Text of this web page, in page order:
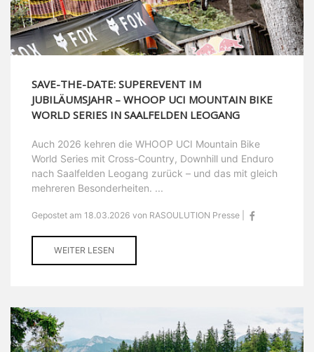
SAVE-THE-DATE: SUPEREVENT IM
JUBILÄUMSJAHR – WHOOP UCI MOUNTAIN BIKE
WORLD SERIES IN SAALFELDEN LEOGANG
Auch 2026 kehren die WHOOP UCI Mountain Bike
World Series mit Cross-Country, Downhill und Enduro
nach Saalfelden Leogang zurück – und das mit gleich
mehreren Besonderheiten. ...
Gepostet am 18.03.2026 von RASOULUTION Presse |
WEITER LESEN